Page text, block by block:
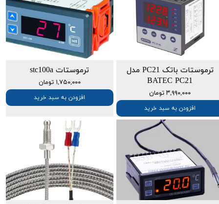
ترموستات باتک PC21 مدل
BATEC PC21
۳,۹۹۰,۰۰۰ تومان
افزودن به سبد خرید
ترموستات stc100a
۱,۷۵۰,۰۰۰ تومان
افزودن به سبد خرید